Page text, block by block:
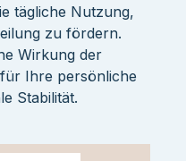
tägliche Nutzung,
zu fördern.
Wirkung der
Ihre persönliche
Stabilität.